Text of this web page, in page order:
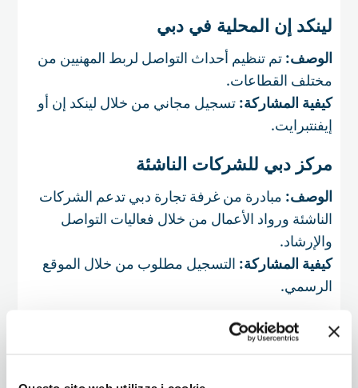
لينكد إن المحلية في دبي
الوصف: تم تنظيم أحداث التواصل لربط المهنيين من
مختلف القطاعات.
كيفية المشاركة: تسجيل مجاني من خلال لينكد إن أو
إيفنتبرايت.
مركز دبي للشركات الناشئة
الوصف: مبادرة من غرفة تجارة دبي تدعم الشركات
الناشئة ورواد الأعمال من خلال فعاليات التواصل
والإرشاد.
كيفية المشاركة: التسجيل مطلوب من خلال الموقع
الرسمي.
ميتوب دبي
من الأعمال إلى نمط الحياة.